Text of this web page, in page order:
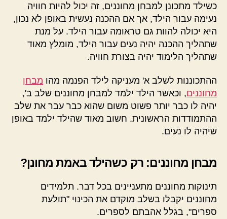
כשילד מתכונן למבחן מחוננים, זה יכול להיות חוויה
נעימה עבור הילד, אך אם ההכנה נעשית באופן לא נכון,
היא יכולה להוות גם טראומה עבור הילד. על מנת
שתהליך ההכנה יהיה נעים עבור הילד, מומלץ מאוד
שתהליך הלימוד יהיה בצורת חוויה.
ההתכוננות לשלב א' מעניקה לילד הפנמה מהו מבחן
מחוננים, וכאשר הילד ילמד למבחן מחוננים שלב ב',
יהיה לו כבר יותר פשוט משום שהוא כבר עבר את שלב
ההתמודדות הראשונית. חשוב מאוד שהילד ילמד באופן
שיהיה לו נעים.
מבחן מחוננים: רק כשהילד באמת מחונן?
תינוקות מחוננים מתעניינים בכל דבר. תלמידים
מחוננים יקבלו בשלב מוקדם את הכינוי "תולעת
ספרים", בגלל אהבתם לספרים.